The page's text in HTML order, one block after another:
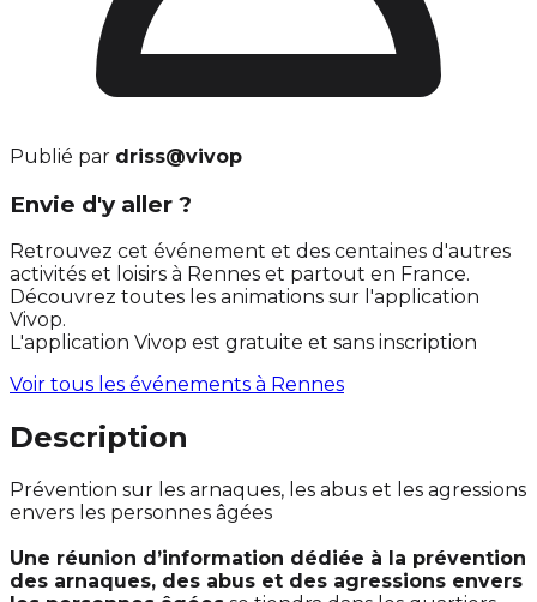
Publié par driss@vivop
Envie d'y aller ?
Retrouvez cet événement et des centaines d'autres
activités et loisirs à Rennes et partout en France.
Découvrez toutes les animations sur l'application
Vivop.
L'application Vivop est gratuite et sans inscription
Voir tous les événements à Rennes
Description
Prévention sur les arnaques, les abus et les agressions
envers les personnes âgées
Une réunion d’information dédiée à la prévention
des arnaques, des abus et des agressions envers